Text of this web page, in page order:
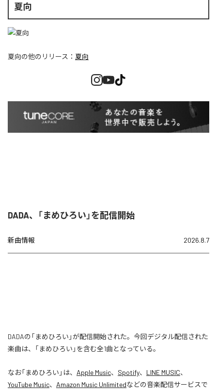
夏向
夏向の他のリリース： 夏向
DADA、「まめひろい」を配信開始
新曲情報 2026.8.7
DADAの「まめひろい」が配信開始された。今回デジタル配信された
楽曲は、「まめひろい」を含む全1曲となっている。
なお「まめひろい 」は、 Apple Music、 Spotify、 LINE MUSIC、
YouTube Music、 Amazon Music Unlimitedなどの音楽配信サービスで